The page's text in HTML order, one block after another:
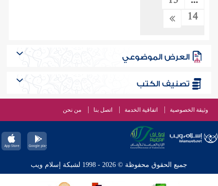
14
العرض الموضوعي
تصنيف الكتب
وثيقة الخصوصية اتفاقية الخدمة اتصل بنا من نحن
جميع الحقوق محفوظة © 2026 - 1998 لشبكة إسلام ويب